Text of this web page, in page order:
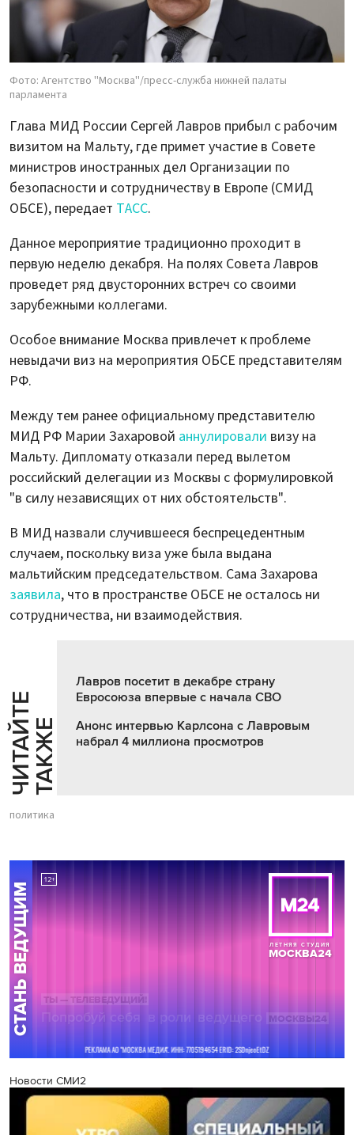
Фото: Агентство ''Москва''/пресс-служба нижней палаты
парламента
Глава МИД России Сергей Лавров прибыл с рабочим
визитом на Мальту, где примет участие в Совете
министров иностранных дел Организации по
безопасности и сотрудничеству в Европе (СМИД
ОБСЕ), передает ТАСС.
Данное мероприятие традиционно проходит в
первую неделю декабря. На полях Совета Лавров
проведет ряд двусторонних встреч со своими
зарубежными коллегами.
Особое внимание Москва привлечет к проблеме
невыдачи виз на мероприятия ОБСЕ представителям
РФ.
Между тем ранее официальному представителю
МИД РФ Марии Захаровой аннулировали визу на
Мальту. Дипломату отказали перед вылетом
российский делегации из Москвы с формулировкой
"в силу независящих от них обстоятельств".
В МИД назвали случившееся беспрецедентным
случаем, поскольку виза уже была выдана
мальтийским председательством. Сама Захарова
заявила, что в пространстве ОБСЕ не осталось ни
сотрудничества, ни взаимодействия.
Ч
И
Т
АЙ
Т
Е
Т
А
К
ЖЕ
Лавров посетит в декабре страну
Евросоюза впервые с начала СВО
Анонс интервью Карлсона с Лавровым
набрал 4 миллиона просмотров
политика
Новости СМИ2